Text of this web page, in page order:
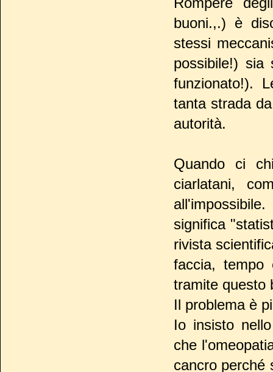
buoni.,.) è
stessi
possibile!)
funzionato!).
tanta strada
autorità.
Quando ci
ciarlatani,
significa
rivista
faccia, tempo
tramite questo
Il problema è
Io insisto
che
cancro perché